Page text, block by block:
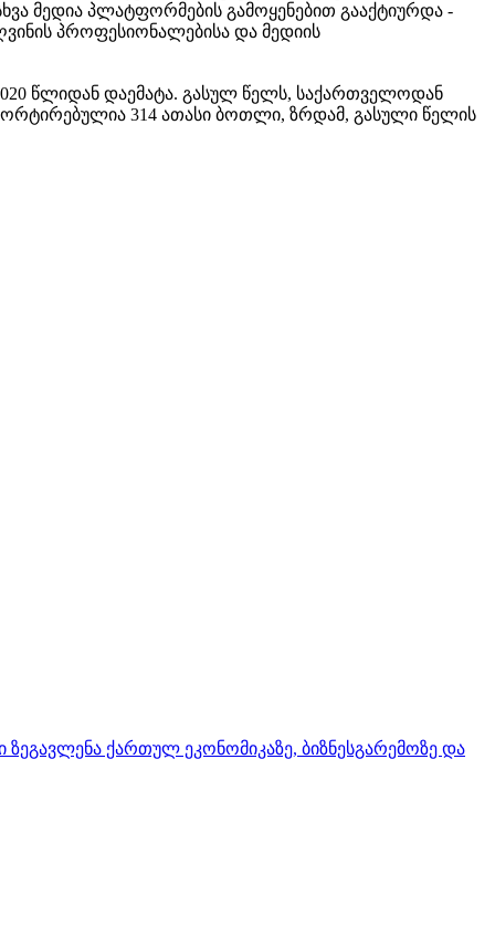
მედია პლატფორმების გამოყენებით გააქტიურდა -
პროფესიონალებისა და მედიის
წლიდან დაემატა. გასულ წელს, საქართველოდან
314 ათასი ბოთლი, ზრდამ, გასული წელის
ზეგავლენა ქართულ ეკონომიკაზე, ბიზნესგარემოზე და